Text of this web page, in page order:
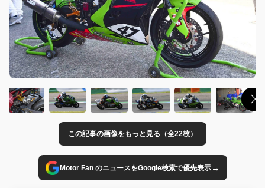
この記事の画像をもっと見る（全22枚）
Motor Fan のニュースをGoogle検索で優先表示→